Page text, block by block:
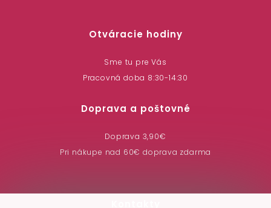
Otváracie hodiny
Sme tu pre Vás
Pracovná doba 8:30-14:30
Doprava a poštovné
Doprava 3,90€
Pri nákupe nad 60€ doprava zdarma